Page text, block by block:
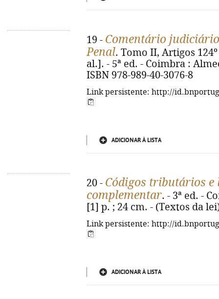
19 - Comentário
Penal. Tomo II, Artigos
al.]. - 5ª ed. - Coimbra :
ISBN 978-989-40-3076-8
Link persistente: http://
ADICIONAR À LISTA
20 - Códigos tributários e
complementar. - 3ª ed. -
[1] p. ; 24 cm. - (Textos da
Link persistente: http://
ADICIONAR À LISTA